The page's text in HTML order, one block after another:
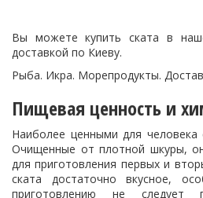
Вы можете купить ската в
доставкой по Киеву.
Рыба. Икра. Морепродукты.
Пищевая ценность и
Наиболее ценными для человека
Очищенные от плотной шкуры,
для приготовления первых и
ската достаточно вкусное,
приготовлению не следует